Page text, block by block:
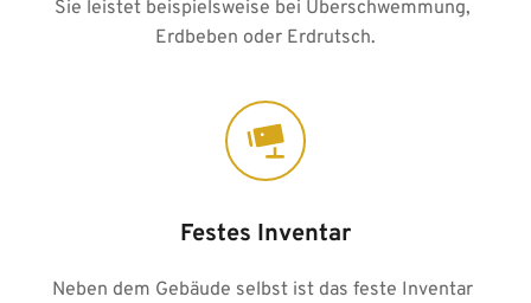
Sie leistet beispielsweise bei Überschwemmung,
Erdbeben oder Erdrutsch.
Festes Inventar
Neben dem Gebäude selbst ist das feste Inventar